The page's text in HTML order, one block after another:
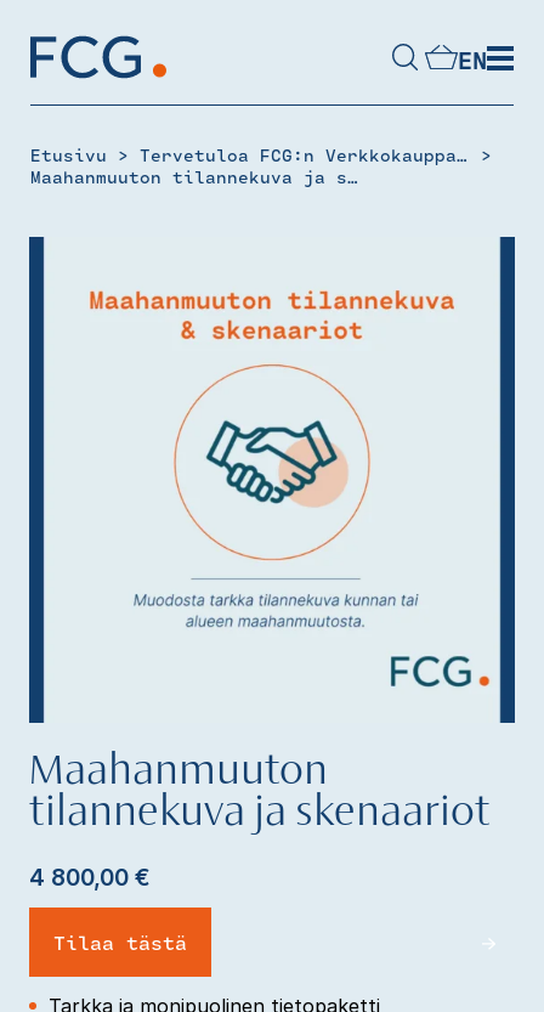
content
EN
Etusivu > Tervetuloa FCG:n Verkkokauppaan >
Maahanmuuton tilannekuva ja skenaariot
Maahanmuuton
tilannekuva ja skenaariot
4 800,00 €
Tilaa tästä
Tarkka ja monipuolinen tietopaketti